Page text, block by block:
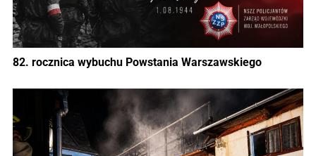
82. rocznica wybuchu Powstania Warszawskiego